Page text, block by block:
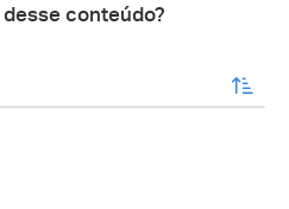
conteúdo?
enviar